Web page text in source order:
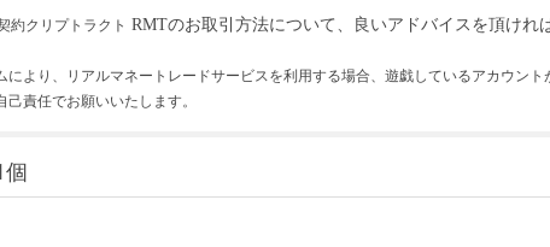
約クリプトラクト RMTのお取引方法について、良いアドバイスを頂けれ
により、リアルマネートレードサービスを利用する場合、遊戯しているアカウン
己責任でお願いいたします。